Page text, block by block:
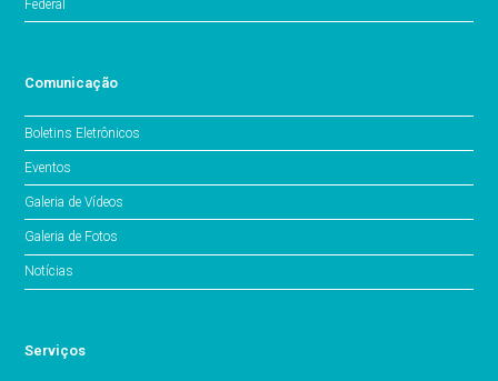
Federal
Comunicação
Boletins Eletrônicos
Eventos
Galeria de Vídeos
Galeria de Fotos
Notícias
Serviços